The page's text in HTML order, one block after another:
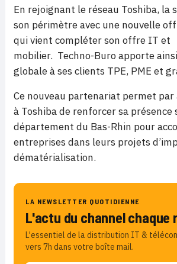
En rejoignant le réseau Toshiba, la
son périmètre avec une nouvelle
qui vient compléter son offre IT et
mobilier. Techno-Buro apporte
globale à ses clients TPE, PME et
Ce nouveau partenariat permet par
à Toshiba de renforcer sa présence
département du Bas-Rhin pour
entreprises dans leurs projets
dématérialisation.
LA NEWSLETTER QUOTIDIENNE
L'actu du channel chaque
L'essentiel de la distribution IT &
vers 7h dans votre boîte mail.